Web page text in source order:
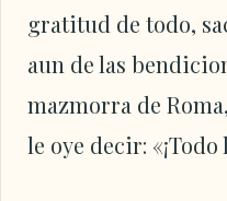
gratitud de todo,
aun de las
mazmorra de
le oye decir: